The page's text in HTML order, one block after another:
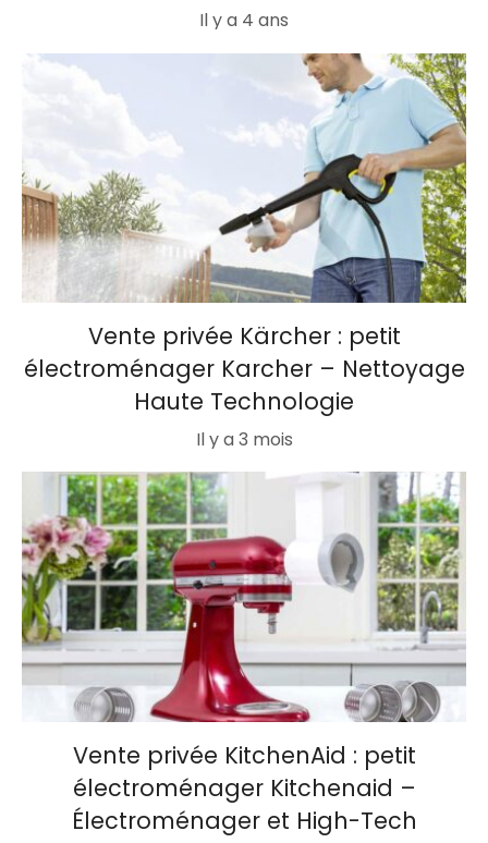
Il y a 4 ans
Vente privée Kärcher : petit
électroménager Karcher – Nettoyage
Haute Technologie
Il y a 3 mois
Vente privée KitchenAid : petit
électroménager Kitchenaid –
Électroménager et High-Tech